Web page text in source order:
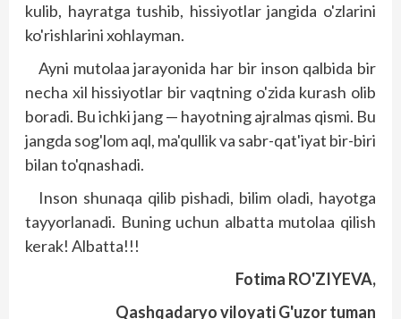
kulib, hayratga tushib, hissiyotlar jangida o'zlarini
ko'rishlarini xohlayman.
Ayni mutolaa jarayonida har bir inson qalbida bir
necha xil hissiyotlar bir vaqtning o'zida kurash olib
boradi. Bu ichki jang — hayotning ajralmas qismi. Bu
jangda sog'lom aql, ma'qullik va sabr-qat'iyat bir-biri
bilan to'qnashadi.
Inson shunaqa qilib pishadi, bilim oladi, hayotga
tayyorlanadi. Buning uchun albatta mutolaa qilish
kerak! Albatta!!!
Fotima RO'ZIYEVA,
Qashqadaryo viloyati G'uzor tuman